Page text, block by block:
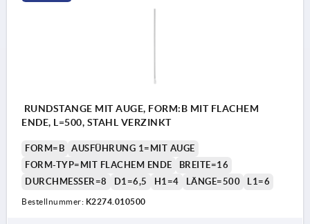
RUNDSTANGE MIT AUGE, FORM:B MIT FLACHEM
ENDE, L=500, STAHL VERZINKT
FORM=B
AUSFÜHRUNG 1=MIT AUGE
FORM-TYP=MIT FLACHEM ENDE
BREITE=16
DURCHMESSER=8
D1=6,5 H1=4 LÄNGE=500 L1=6
Bestellnummer: K2274.010500